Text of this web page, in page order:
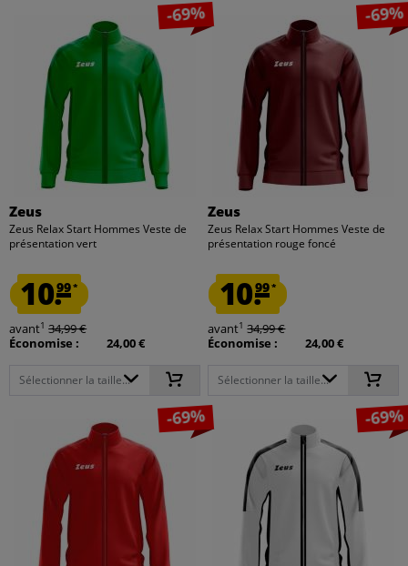
-69%
Zeus
Zeus Relax Start Hommes Veste de
présentation vert
10.99*
avant1 34,99 €
Économise :
24,00 €
Sélectionner la taille...
-69%
Zeus
Zeus Relax Start Hommes Veste de
présentation rouge foncé
10.99*
avant1 34,99 €
Économise :
24,00 €
Sélectionner la taille...
-69% -69%